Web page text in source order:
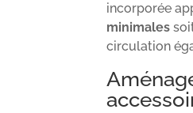
incorporée
minimales
circulation